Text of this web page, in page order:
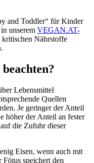
and Toddler“ für Kinder
unserem VEGAN.AT-
Nährstoffe
Lebensmittel
Quellen
Je geringer der Anteil
höher der Anteil an fester
die Zufuhr dieser
Eisen, wenn auch mit
speichert den